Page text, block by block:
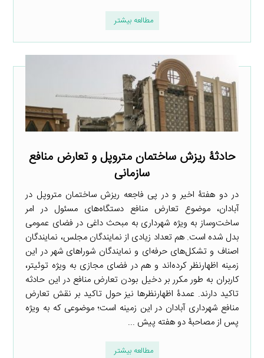
مطالعه بیشتر
حادثۀ ریزش ساختمان متروپل و تعارض منافع
سازمانی
در دو هفتۀ اخیر و در پی فاجعه ریزش ساختمان متروپل در
آبادان، موضوع تعارض منافع دستگاه‌های مسئول در امر
ساخت‌وساز به ویژه شهرداری به مبحث داغی در فضای عمومی
بدل شده است. هم تعداد زیادی از نمایندگان مجلس، نمایندگان
اصناف و تشکل‌های حرفه‌ای و نمایندگان شوراهای شهر در این
زمینه اظهارنظر کرده‌اند و هم در فضای مجازی به ویژه توئیتر،
کاربران به طور مکرر بر دخیل بودن تعارض منافع در این حادثه
تاکید دارند. عمدۀ اظهارنظرها نیز حول تاکید بر نقش تعارض
منافع شهرداری آبادان در این زمینه است؛ موضوعی که به ویژه
پس از مصاحبۀ دو هفته پیش ...
مطالعه بیشتر